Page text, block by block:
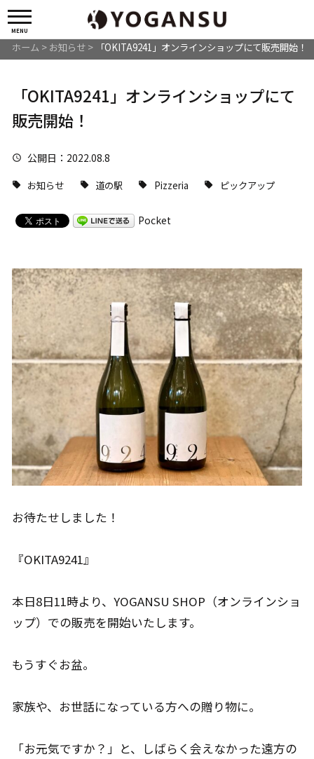
MENU
ホーム > お知らせ> 「OKITA9241」オンラインショップにて販売開始！
「OKITA9241」オンラインショップにて
販売開始！
公開日 ：2022.08.8
お知らせ 道の駅 Pizzeria ピックアップ
Pocket
お待たせしました！
『OKITA9241』
本日8日11時より、YOGANSU SHOP（オンラインショ
ップ）での販売を開始いたします。
もうすぐお盆。
家族や、お世話になっている方への贈り物に。
「お元気ですか？」と、しばらく会えなかった遠方の